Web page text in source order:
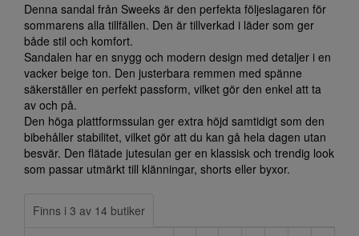
Denna sandal från Sweeks är den perfekta följeslagaren för
sommarens alla tillfällen. Den är tillverkad i läder som ger
både stil och komfort.
Sandalen har en snygg och modern design med detaljer i en
vacker beige ton. Den justerbara remmen med spänne
säkerställer en perfekt passform, vilket gör den enkel att ta
av och på.
Den höga plattformssulan ger extra höjd samtidigt som den
bibehåller stabilitet, vilket gör att du kan gå hela dagen utan
besvär. Den flätade jutesulan ger en klassisk och trendig look
som passar utmärkt till klänningar, shorts eller byxor.
Finns i 3 av 14 butiker